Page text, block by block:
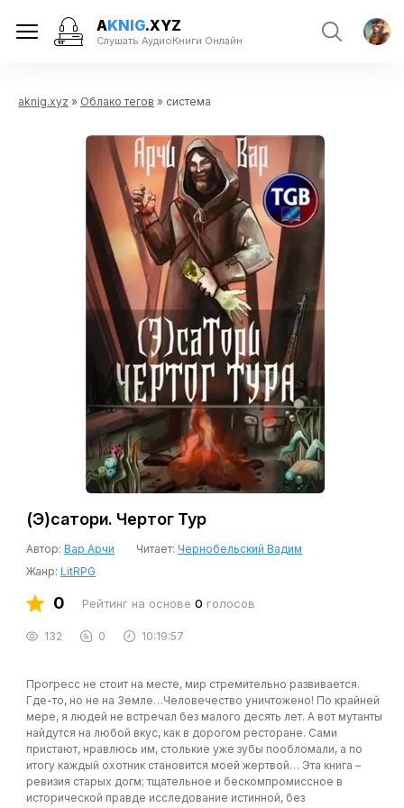
AKNIG.XYZ
Слушать АудиоКниги Онлайн
aknig.xyz » Облако тегов » система
(Э)сатори. Чертог Тур
Автор: Вар Арчи Читает: Чернобельский Вадим
Жанр: LitRPG
0 Рейтинг на основе 0 голосов
132 0 10:19:57
Прогресс не стоит на месте, мир стремительно развивается.
Где-то, но не на Земле…Человечество уничтожено! По крайней
мере, я людей не встречал без малого десять лет. А вот мутанты
найдутся на любой вкус, как в дорогом ресторане. Сами
пристают, нравлюсь им, столькие уже зубы пообломали, а по
итогу каждый охотник становится моей жертвой… Эта книга –
ревизия старых догм; тщательное и бескомпромиссное в
исторической правде исследование истинной, без